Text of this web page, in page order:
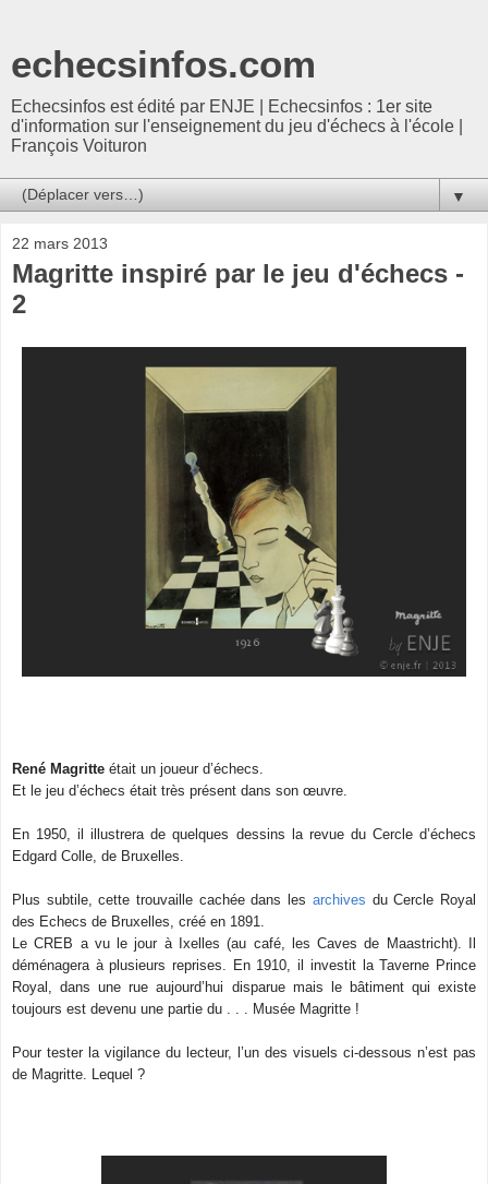
echecsinfos.com
Echecsinfos est édité par ENJE | Echecsinfos : 1er site
d'information sur l'enseignement du jeu d'échecs à l'école |
François Voituron
▼
22 mars 2013
Magritte inspiré par le jeu d'échecs -
2
René Magritte était un joueur d’échecs.
Et le jeu d’échecs était très présent dans son œuvre.
En 1950, il illustrera de quelques dessins la revue du Cercle d’échecs
Edgard Colle, de Bruxelles.
Plus subtile, cette trouvaille cachée dans les archives du Cercle Royal
des Echecs de Bruxelles, créé en 1891.
Le CREB a vu le jour à Ixelles (au café, les Caves de Maastricht). Il
déménagera à plusieurs reprises. En 1910, il investit la Taverne Prince
Royal, dans une rue aujourd’hui disparue mais le bâtiment qui existe
toujours est devenu une partie du . . . Musée Magritte !
Pour tester la vigilance du lecteur, l’un des visuels ci-dessous n’est pas
de Magritte. Lequel ?